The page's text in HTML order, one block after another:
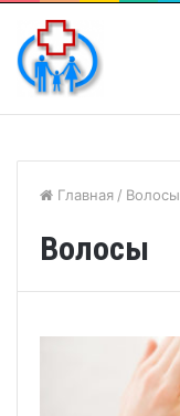
Главная / Волосы
Волосы